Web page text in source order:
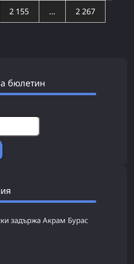
2 155 … 2 267
бюлетин
задържа Акрам Бурас